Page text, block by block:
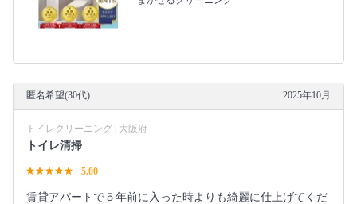
匿名希望(30代) 2025年10月
トイレクリーニング | 大阪府
トイレ清掃
5.00
賃貸アパートで５年前に入った時よりも綺麗に仕上げてくだ